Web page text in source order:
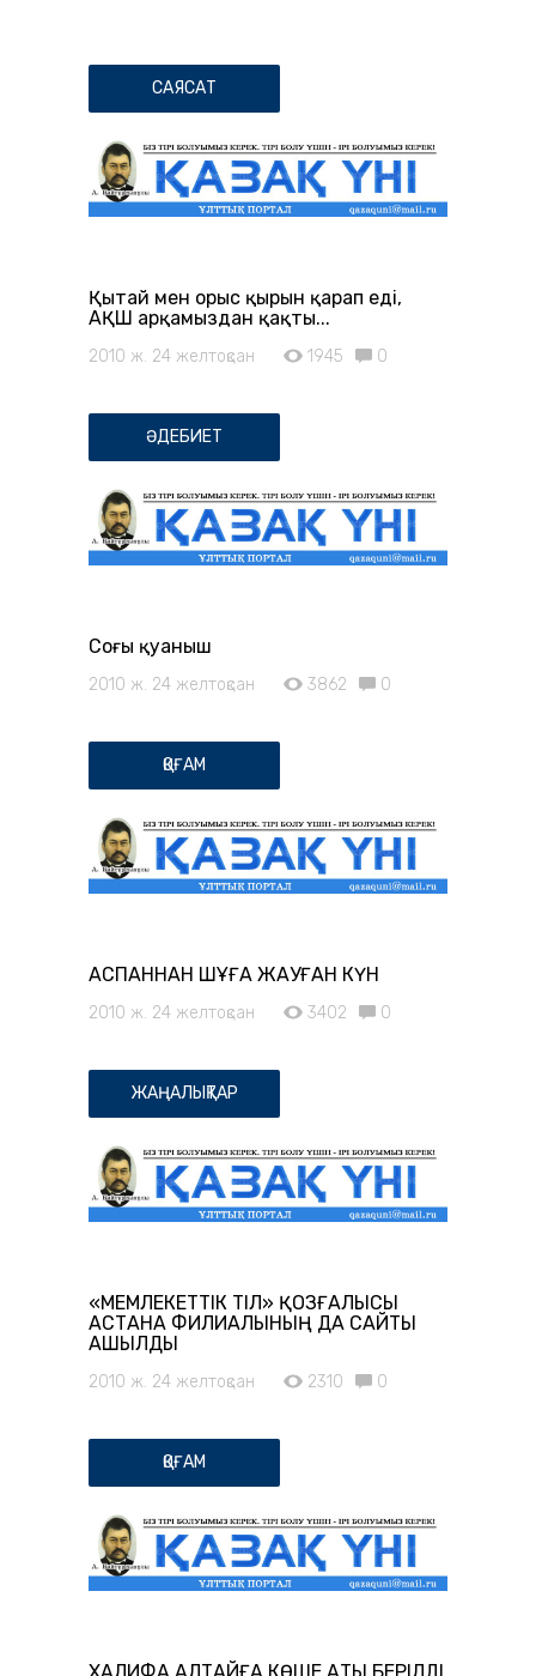
САЯСАТ
Қытай мен орыс қырын қарап еді,
АҚШ арқамыздан қақты...
2010 ж. 24 желтоқсан 1945 0
ӘДЕБИЕТ
Соңғы қуаныш
2010 ж. 24 желтоқсан 3862 0
ҚОҒАМ
АСПАННАН ШҰҒА ЖАУҒАН КҮН
2010 ж. 24 желтоқсан 3402 0
ЖАҢАЛЫҚТАР
«МЕМЛЕКЕТТІК ТІЛ» ҚОЗҒАЛЫСЫ
АСТАНА ФИЛИАЛЫНЫҢ ДА САЙТЫ
АШЫЛДЫ
2010 ж. 24 желтоқсан 2310 0
ҚОҒАМ
ХАЛИФА АЛТАЙҒА КӨШЕ АТЫ БЕРІЛДІ